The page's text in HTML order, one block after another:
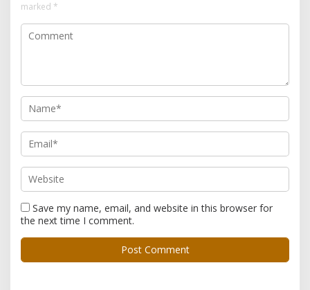
marked *
Save my name, email, and website in this browser for
the next time I comment.